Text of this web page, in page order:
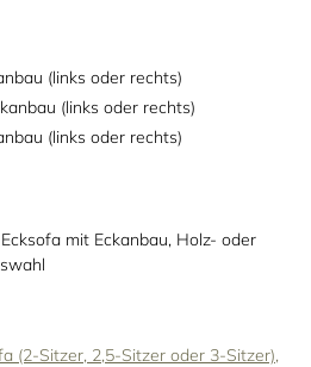
(links oder rechts)
(links oder rechts)
(links oder rechts)
mit Eckanbau, Holz- oder
(2-Sitzer, 2,5-Sitzer oder 3-Sitzer),